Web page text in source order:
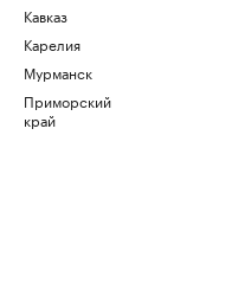
Кавказ
Карелия
Мурманск
Приморский
край